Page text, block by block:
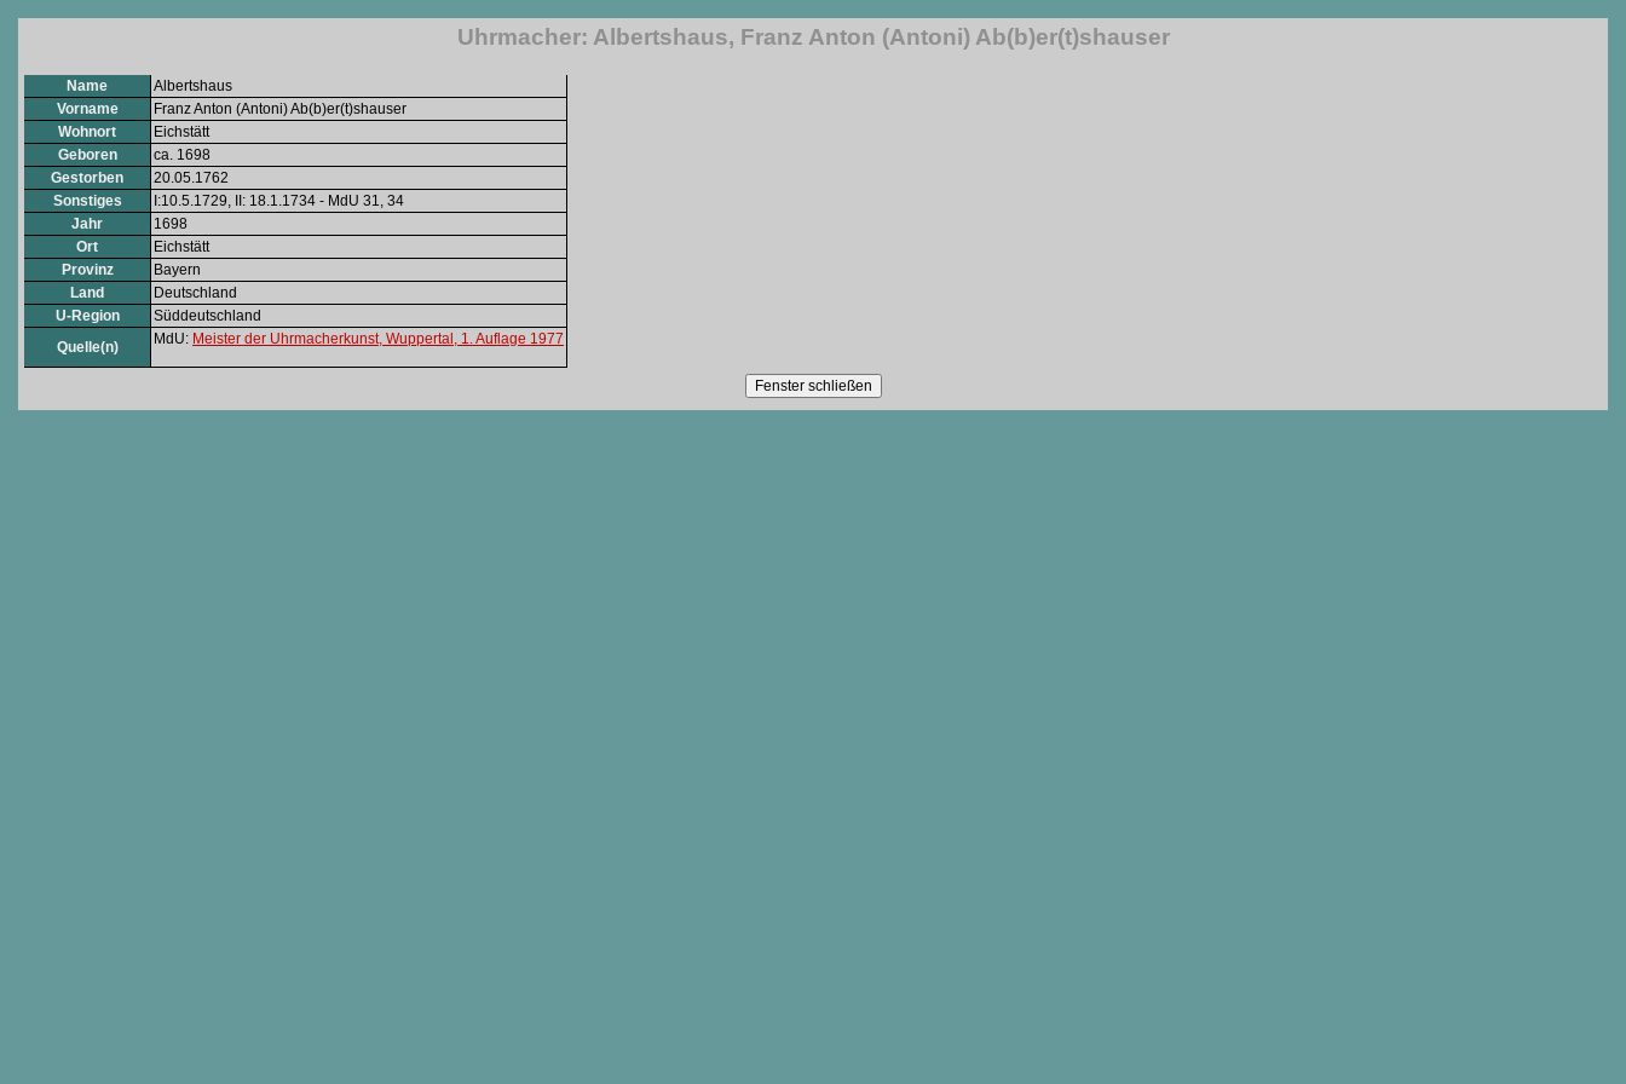
Uhrmacher: Albertshaus, Franz Anton (Antoni) Ab(b)er(t)shauser
Name
Albertshaus
Vorname
Franz Anton (Antoni) Ab(b)er(t)shauser
Wohnort
Eichstätt
Geboren
ca. 1698
Gestorben
20.05.1762
Sonstiges
I:10.5.1729, II: 18.1.1734 - MdU 31, 34
Jahr
1698
Ort
Eichstätt
Provinz
Bayern
Land
Deutschland
U-Region
Süddeutschland
Quelle(n)
MdU: Meister der Uhrmacherkunst, Wuppertal, 1. Auflage 1977